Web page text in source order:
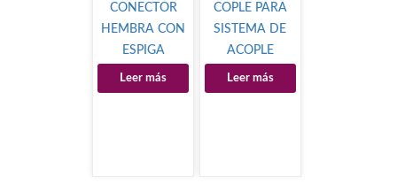
CONECTOR
HEMBRA CON
ESPIGA
TUBOPLUS
Leer más
COPLE PARA
SISTEMA DE
ACOPLE
RAPIDO
Leer más